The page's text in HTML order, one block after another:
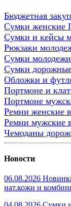
Бюджетная
Сумки женские
Сумки и кейсы
Рюкзаки
Сумки
Сумки
Обложки и
Портмоне и
Портмоне
Ремни женские
Ремни мужские
Чемоданы
Новости
06.08.2026
нат.кожи и